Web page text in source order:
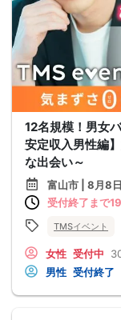
12名規模！男女
安定収入男性編
な出会い～
富山市 | 8月8
受付終了まで
TMSイベント
女性 受付中
男性 受付終了